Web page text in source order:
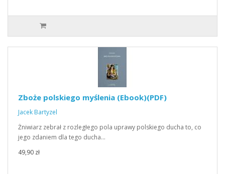
Zboże polskiego myślenia (Ebook)(PDF)
Jacek Bartyzel
Żniwiarz zebrał z rozległego pola uprawy polskiego ducha to, co
jego zdaniem dla tego ducha…
49,90 zł